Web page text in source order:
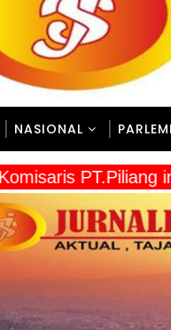
NASIONAL
Komisaris